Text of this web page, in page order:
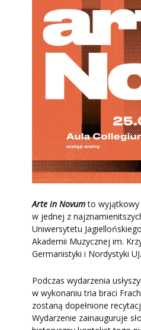
Arte in Novumto wyjątkowy
w jednej z
Uniwersytetu
Akademii Muzycznej im.
Germanistyki i Nordystyki UJ.
Podczas wydarzenia
w wykonaniu tria braci
zostaną dopełnione
Wydarzenie zainauguruje